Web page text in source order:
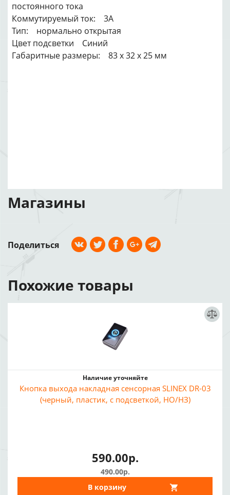
постоянного тока
Коммутируемый ток: 3А
Тип: нормально открытая
Цвет подсветки Синий
Габаритные размеры: 83 х 32 х 25 мм
Магазины
Поделиться
Похожие товары
Наличие уточняйте
Кнопка выхода накладная сенсорная SLINEX DR-03
(черный, пластик, с подсветкой, НО/НЗ)
590.00р.
490.00р.
В корзину